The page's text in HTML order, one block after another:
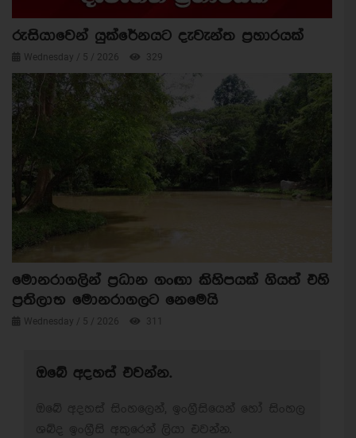
රුසියාවෙන් යුක්රේනයට දැවැන්ත ප්‍රහාරයක්
Wednesday / 5 / 2026 329
මොනරාගලින් ප්‍රධාන ගංඟා කිහිපයක් ගියත් එහි
ප්‍රතිලාභ මොනරාගලට නෙමෙයි
Wednesday / 5 / 2026 311
ඔබේ අදහස් එවන්න.